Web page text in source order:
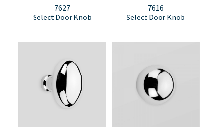
7627
Select Door Knob
7616
Select Door Knob